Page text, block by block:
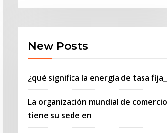
New Posts
¿qué significa la energía de tasa fija_
La organización mundial de comercio
tiene su sede en